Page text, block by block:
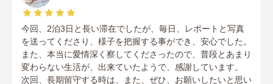
今回、2泊3日と長い滞在でしたが、毎日、レポートと写真
を送ってくださり、様子を把握する事ができ、安心でした。
また、本当に愛情深く察してくださったので、普段とあまり
変わらない生活が、出来ていたようで、感謝しています。
次回、長期留守する時は、また、ぜひ、お願いしたいと思い